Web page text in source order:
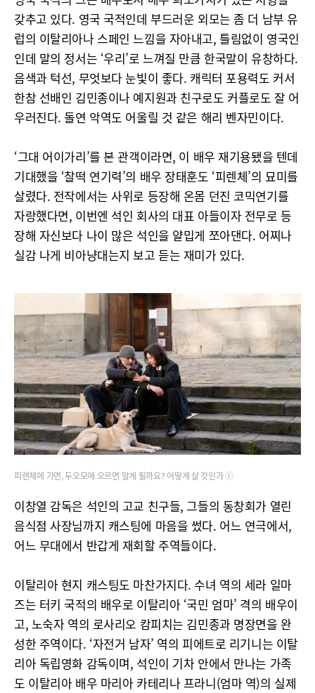
갖추고 있다. 영국 국적인데 부드러운 외모는 좀 더 남부 유
럽의 이탈리아나 스페인 느낌을 자아내고, 틀림없이 영국인
인데 말의 정서는 ‘우리’로 느껴질 만큼 한국말이 유창하다.
음색과 턱선, 무엇보다 눈빛이 좋다. 캐릭터 포용력도 커서
한참 선배인 김민종이나 예지원과 친구로도 커플로도 잘 어
우러진다. 돌연 악역도 어울릴 것 같은 해리 벤자민이다.
‘그대 어이가리’를 본 관객이라면, 이 배우 재기용됐을 텐데
기대했을 ‘찰떡 연기력’의 배우 장태훈도 ‘피렌체’의 묘미를
살렸다. 전작에서는 사위로 등장해 온몸 던진 코믹연기를
자랑했다면, 이번엔 석인 회사의 대표 아들이자 전무로 등
장해 자신보다 나이 많은 석인을 얄밉게 쪼아댄다. 어찌나
실감 나게 비아냥대는지 보고 듣는 재미가 있다.
피렌체에 가면, 두오모에 오르면 알게 될까요? 어떻게 살 것인가 ⓒ
이창열 감독은 석인의 고교 친구들, 그들의 동창회가 열린
음식점 사장님까지 캐스팅에 마음을 썼다. 어느 연극에서,
어느 무대에서 반갑게 재회할 주역들이다.
이탈리아 현지 캐스팅도 마찬가지다. 수녀 역의 세라 일마
즈는 터키 국적의 배우로 이탈리아 ‘국민 엄마’ 격의 배우이
고, 노숙자 역의 로사리오 캄피치는 김민종과 명장면을 완
성한 주역이다. ‘자전거 남자’ 역의 피에트로 리기니는 이탈
리아 독립영화 감독이며, 석인이 기차 안에서 만나는 가족
도 이탈리아 배우 마리아 카테리나 프라니(엄마 역)의 실제